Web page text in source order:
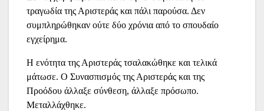
τραγωδία της Αριστεράς και πάλι παρούσα. Δεν
συμπληρώθηκαν ούτε δύο χρόνια από το σπουδαίο
εγχείρημα.
Η ενότητα της Αριστεράς τσαλακώθηκε και τελικά
μάτωσε. Ο Συνασπισμός της Αριστεράς και της
Προόδου άλλαξε σύνθεση, άλλαξε πρόσωπο.
Μεταλλάχθηκε.